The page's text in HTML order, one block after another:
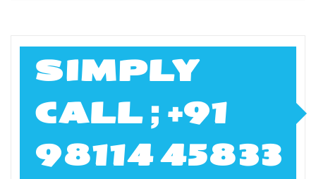
SIMPLY
CALL ; +91
98114 45833